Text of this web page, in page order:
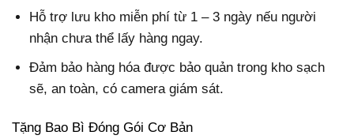
Hỗ trợ lưu kho miễn phí từ 1 – 3 ngày nếu người
nhận chưa thể lấy hàng ngay.
Đảm bảo hàng hóa được bảo quản trong kho sạch
sẽ, an toàn, có camera giám sát.
Tặng Bao Bì Đóng Gói Cơ Bản